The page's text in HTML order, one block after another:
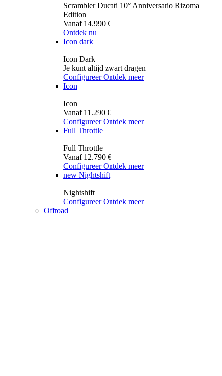
Scrambler Ducati 10° Anniversario Rizoma
Edition
Vanaf 14.990 €
Ontdek nu
Icon dark
Icon Dark
Je kunt altijd zwart dragen
Configureer Ontdek meer
Icon
Icon
Vanaf 11.290 €
Configureer Ontdek meer
Full Throttle
Full Throttle
Vanaf 12.790 €
Configureer Ontdek meer
new Nightshift
Nightshift
Configureer Ontdek meer
Offroad